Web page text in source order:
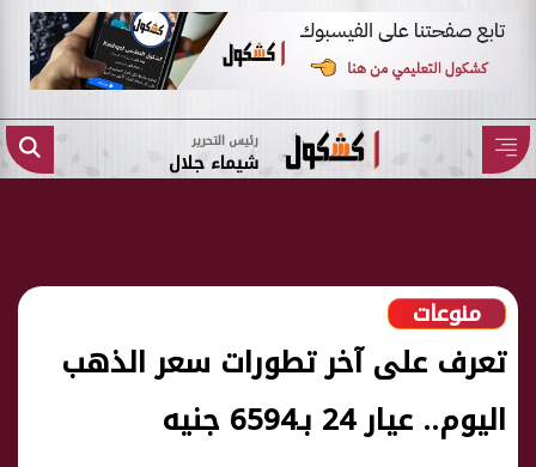
رئيس التحرير
شيماء جلال
منوعات
تعرف على آخر تطورات سعر الذهب
اليوم.. عيار 24 بـ6594 جنيه